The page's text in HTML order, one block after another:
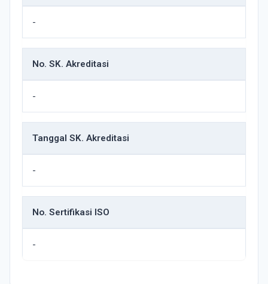
-
No. SK. Akreditasi
-
Tanggal SK. Akreditasi
-
No. Sertifikasi ISO
-